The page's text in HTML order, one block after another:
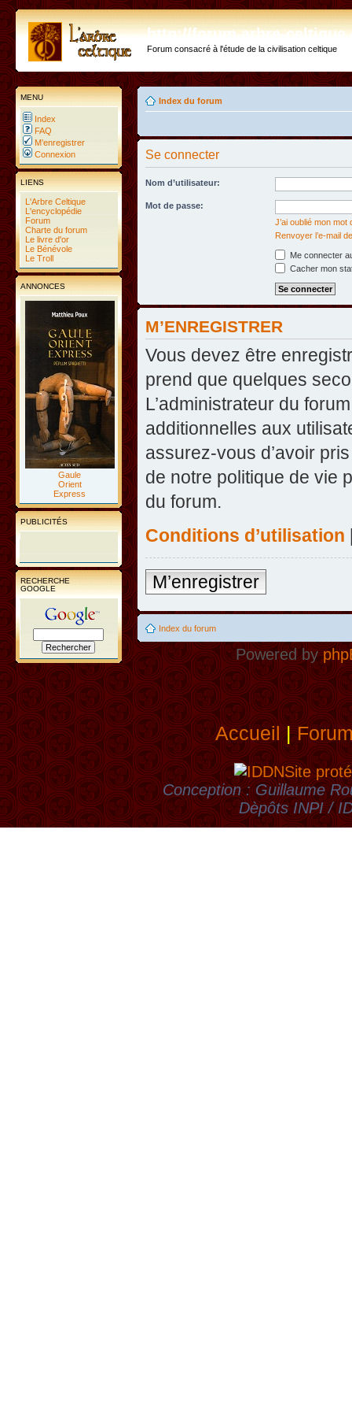
http://forum.arbre-
Forum consacré à l'étude de la civilisation celtique
MENU
Index
FAQ
M’enregistrer
Connexion
LIENS
L'Arbre Celtique
L'encyclopédie
Forum
Charte du forum
Le livre d'or
Le Bénévole
Le Troll
ANNONCES
Gaule
Orient
Express
PUBLICITÉS
RECHERCHE
GOOGLE
Index du forum
Se connecter
Nom d’utilisateur:
Mot de passe:
J’ai oublié mon mot
Renvoyer l’e-mail
Me connecter
Cacher mon
M’ENREGISTRER
Vous devez être
prend que quelques
L’administrateur du
additionnelles aux
assurez-vous d’avoir
de notre politique de vie
du forum.
Conditions d’utilisation
M’enregistrer
Index du forum
Powered by
Accueil|
Site
Conception : Guillaume
Dèpôts INPI /